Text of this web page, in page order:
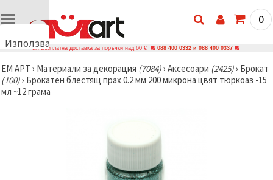
Използваме
🍪
Използваме
бисквитки
0
Безплатна доставка за поръчки над 60 € 088 400 0332 и 088 400 0337
ЕМ АРТ › Материали за декорация (7084)› Аксесоари (2425)› Брокат
(100)› Брокатен блестящ прах 0.2 мм 200 микрона цвят тюркоаз -15
мл ~12 грама